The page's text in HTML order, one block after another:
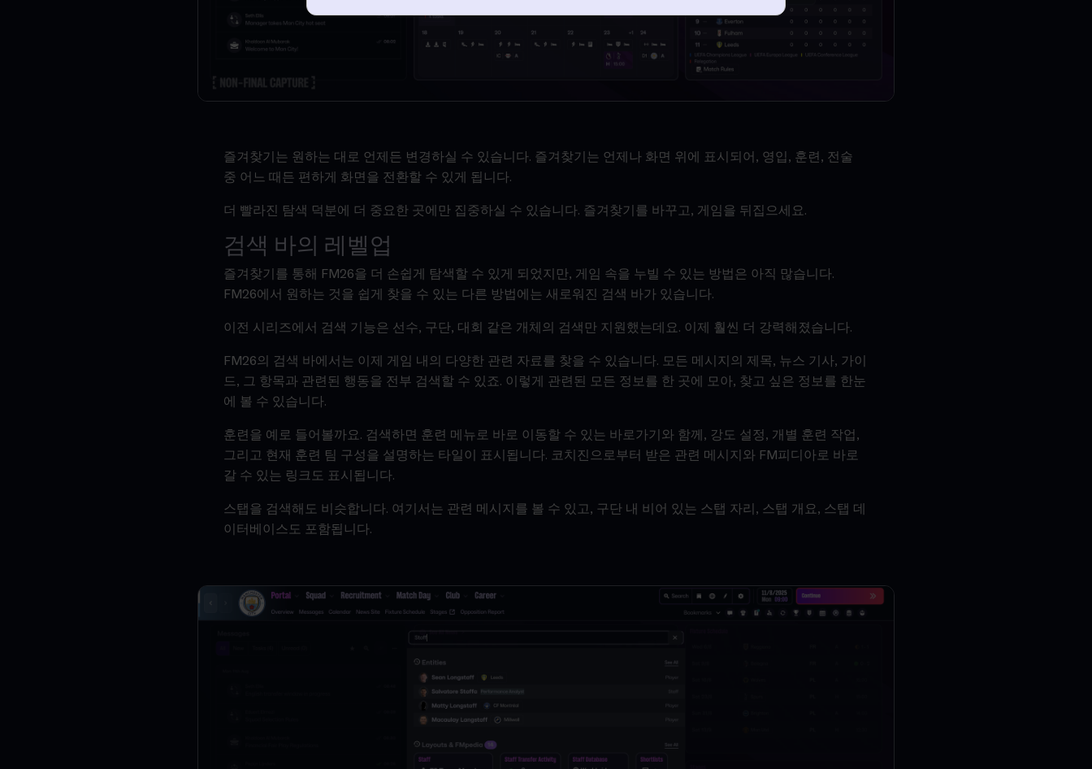
즐겨찾기는 원하는 대로 언제든 변경하실 수 있습니다. 즐겨찾기는 언제나 화면 위에 표시되어, 영입, 훈련, 전술
중 어느 때든 편하게 화면을 전환할 수 있게 됩니다.
더 빨라진 탐색 덕분에 더 중요한 곳에만 집중하실 수 있습니다. 즐겨찾기를 바꾸고, 게임을 뒤집으세요.
검색 바의 레벨업
즐겨찾기를 통해 FM26을 더 손쉽게 탐색할 수 있게 되었지만, 게임 속을 누빌 수 있는 방법은 아직 많습니다.
FM26에서 원하는 것을 쉽게 찾을 수 있는 다른 방법에는 새로워진 검색 바가 있습니다.
이전 시리즈에서 검색 기능은 선수, 구단, 대회 같은 개체의 검색만 지원했는데요. 이제 훨씬 더 강력해졌습니다.
FM26의 검색 바에서는 이제 게임 내의 다양한 관련 자료를 찾을 수 있습니다. 모든 메시지의 제목, 뉴스 기사, 가이
드, 그 항목과 관련된 행동을 전부 검색할 수 있죠. 이렇게 관련된 모든 정보를 한 곳에 모아, 찾고 싶은 정보를 한눈
에 볼 수 있습니다.
훈련을 예로 들어볼까요. 검색하면 훈련 메뉴로 바로 이동할 수 있는 바로가기와 함께, 강도 설정, 개별 훈련 작업,
그리고 현재 훈련 팀 구성을 설명하는 타일이 표시됩니다. 코치진으로부터 받은 관련 메시지와 FM피디아로 바로
갈 수 있는 링크도 표시됩니다.
스탭을 검색해도 비슷합니다. 여기서는 관련 메시지를 볼 수 있고, 구단 내 비어 있는 스탭 자리, 스탭 개요, 스탭 데
이터베이스도 포함됩니다.